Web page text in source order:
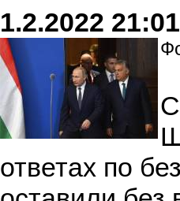
1.2.2022 21:01
ответах по